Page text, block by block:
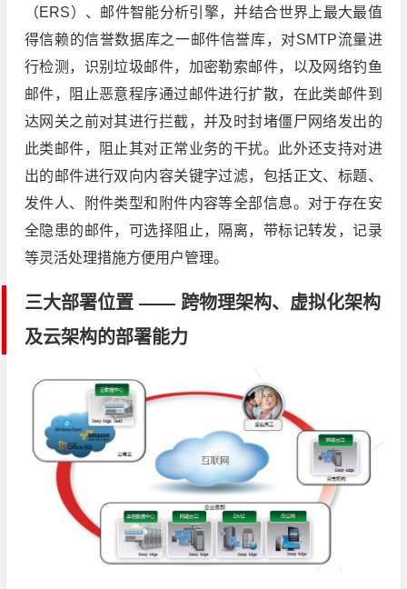
（ERS）、邮件智能分析引擎，并结合世界上最大最值
得信赖的信誉数据库之一邮件信誉库，对SMTP流量进
行检测，识别垃圾邮件，加密勒索邮件，以及网络钓鱼
邮件，阻止恶意程序通过邮件进行扩散，在此类邮件到
达网关之前对其进行拦截，并及时封堵僵尸网络发出的
此类邮件，阻止其对正常业务的干扰。此外还支持对进
出的邮件进行双向内容关键字过滤，包括正文、标题、
发件人、附件类型和附件内容等全部信息。对于存在安
全隐患的邮件，可选择阻止，隔离，带标记转发，记录
等灵活处理措施方便用户管理。
三大部署位置 —— 跨物理架构、虚拟化架构
及云架构的部署能力